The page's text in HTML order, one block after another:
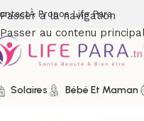
Passer à la navigation
Passer au contenu
À Propos Life Para
Solaires Bébé Et Maman
/Boutique